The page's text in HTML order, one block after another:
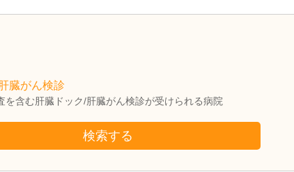
臓がん検診
を含む肝臓ドック/肝臓がん検診が受けられる病院
検索する